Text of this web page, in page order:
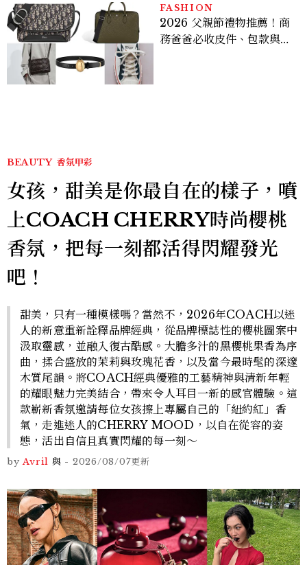
倦感，超神！
FASHION
2026 父親節禮物推薦！商
務爸爸必收皮件、包款與鞋
BEAUTY 香氛甲彩
女孩，甜美是你最自在的樣子，噴
上COACH CHERRY時尚櫻桃
香氛，把每一刻都活得閃耀發光
吧！
甜美，只有一種模樣嗎？當然不，2026年COACH以迷
人的新意重新詮釋品牌經典，從品牌標誌性的櫻桃圖案中
汲取靈感，並融入復古酷感。大膽多汁的黑櫻桃果香為序
曲，揉合盛放的茉莉與玫瑰花香，以及當今最時髦的深邃
木質尾韻。將COACH經典優雅的工藝精神與清新年輕
的耀眼魅力完美結合，帶來令人耳目一新的感官體驗。這
款嶄新香氛邀請每位女孩擦上專屬自己的「紐約紅」香
氣，走進迷人的CHERRY MOOD，以自在從容的姿
態，活出自信且真實閃耀的每一刻～
by Avril 與 - 2026/08/07更新